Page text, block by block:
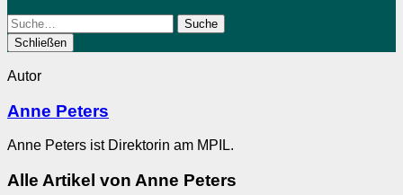
Suche
Schließen
Autor
Anne Peters
Anne Peters ist Direktorin am MPIL.
Alle Artikel von Anne Peters